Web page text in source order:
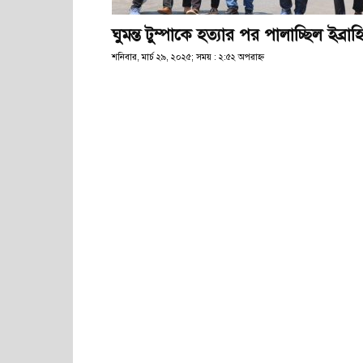
ঘুমন্ত টুম্পাকে হত্যার পর পালাচ্ছিল
শনিবার, মার্চ ২৯, ২০২৫; সময় : ২:৫২ অপরাহ্ণ